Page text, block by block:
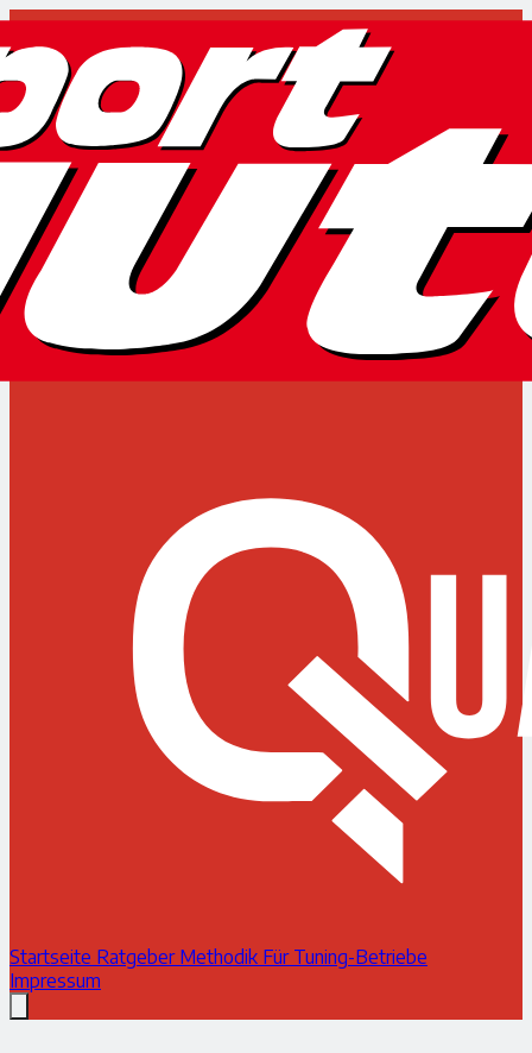
Startseite Ratgeber Methodik Für Tuning-Betriebe
Impressum